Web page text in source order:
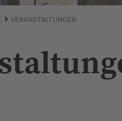
VERANSTALTUNGEN